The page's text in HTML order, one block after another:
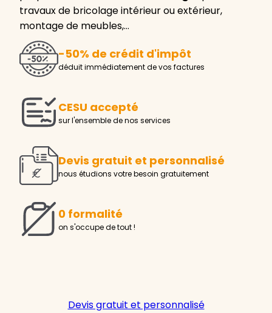
travaux de bricolage intérieur ou extérieur,
montage de meubles,…
-50% de crédit d'impôt
déduit immédiatement de vos factures
CESU accepté
sur l'ensemble de nos services
Devis gratuit et personnalisé
nous étudions votre besoin gratuitement
0 formalité
on s'occupe de tout !
Devis gratuit et personnalisé